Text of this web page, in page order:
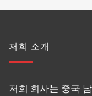
저희 소개
저희 회사는 중국